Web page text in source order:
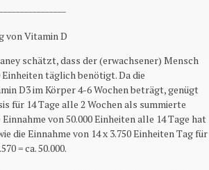
von Vitamin D
schätzt, dass der (erwachsener) Mensch
Einheiten täglich benötigt. Da die
D3 im Körper 4-6 Wochen beträgt, genügt
für 14 Tage alle 2 Wochen als summierte
von 50.000 Einheiten alle 14 Tage hat
die Einnahme von 14 x 3.750 Einheiten Tag für
= ca. 50.000.